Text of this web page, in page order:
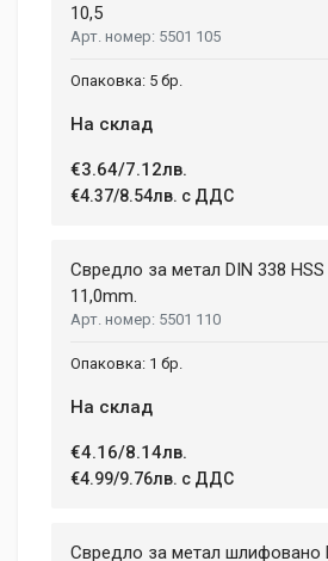
10,5
5501 105
5 бр.
На склад
€3.64/7.12лв.
€4.37/8.54лв. с ДДС
Свредло за метал DIN 338
11,0mm.
5501 110
1 бр.
На склад
€4.16/8.14лв.
€4.99/9.76лв. с ДДС
Свредло за метал шлифовано